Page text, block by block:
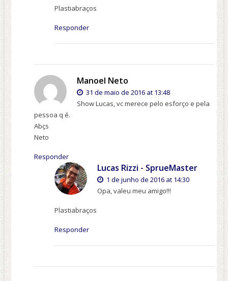
Plastiabraços
Responder
Manoel Neto
31 de maio de 2016 at 13:48
Show Lucas, vc merece pelo esforço e pela
pessoa q é.
Abçs
Neto
Responder
Lucas Rizzi - SprueMaster
1 de junho de 2016 at 14:30
Opa, valeu meu amigo!!!
Plastiabraços
Responder